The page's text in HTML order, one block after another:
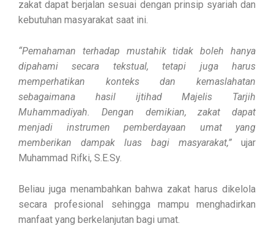
zakat dapat berjalan sesuai dengan prinsip syariah dan
kebutuhan masyarakat saat ini.
“Pemahaman terhadap mustahik tidak boleh hanya
dipahami secara tekstual, tetapi juga harus
memperhatikan konteks dan kemaslahatan
sebagaimana hasil ijtihad Majelis Tarjih
Muhammadiyah. Dengan demikian, zakat dapat
menjadi instrumen pemberdayaan umat yang
memberikan dampak luas bagi masyarakat,” ujar
Muhammad Rifki, S.E.Sy.
Beliau juga menambahkan bahwa zakat harus dikelola
secara profesional sehingga mampu menghadirkan
manfaat yang berkelanjutan bagi umat.